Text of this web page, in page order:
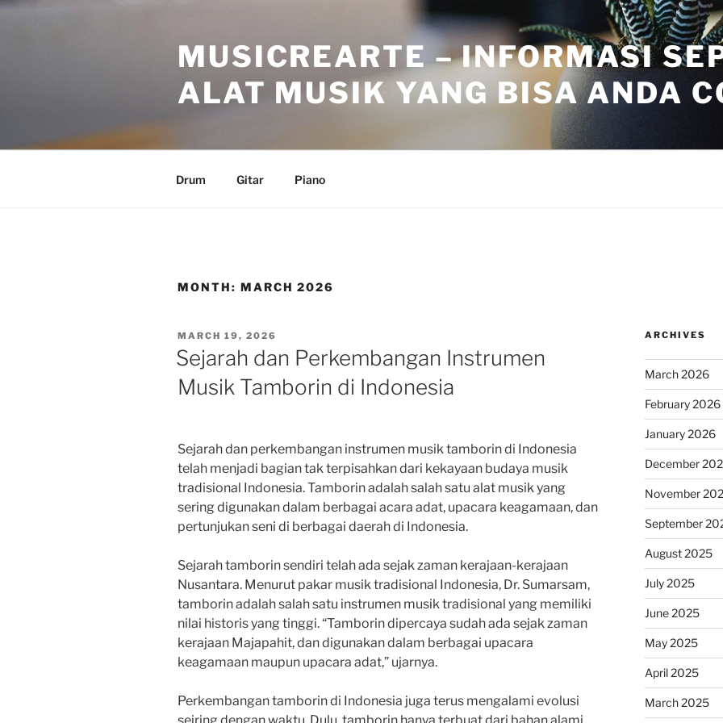
Skip
MUSICREARTE – INFORMASI
ALAT MUSIK YANG BISA ANDA
Drum Gitar Piano
MONTH: MARCH 2026
POSTED
ON
MARCH 19, 2026
Sejarah dan Perkembangan Instrumen
Musik Tamborin di Indonesia
Sejarah dan perkembangan instrumen musik tamborin di Indonesia
telah menjadi bagian tak terpisahkan dari kekayaan budaya musik
tradisional Indonesia. Tamborin adalah salah satu alat musik yang
sering digunakan dalam berbagai acara adat, upacara keagamaan, dan
pertunjukan seni di berbagai daerah di Indonesia.
Sejarah tamborin sendiri telah ada sejak zaman kerajaan-kerajaan
Nusantara. Menurut pakar musik tradisional Indonesia, Dr. Sumarsam,
tamborin adalah salah satu instrumen musik tradisional yang memiliki
nilai historis yang tinggi. “Tamborin dipercaya sudah ada sejak zaman
kerajaan Majapahit, dan digunakan dalam berbagai upacara
keagamaan maupun upacara adat,” ujarnya.
Perkembangan tamborin di Indonesia juga terus mengalami evolusi
ARCHIVES
March 2026
February 2026
January 2026
December
November
September
August 2025
July 2025
June 2025
May 2025
April 2025
March 2025